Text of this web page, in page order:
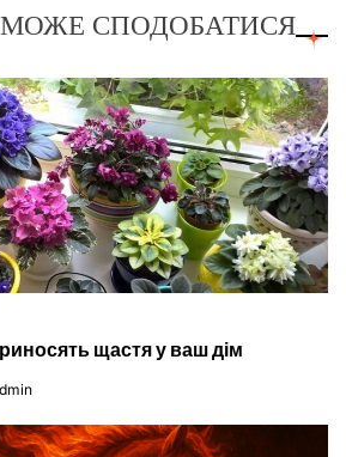
СПОДОБАТИСЯ
щастя у ваш дім